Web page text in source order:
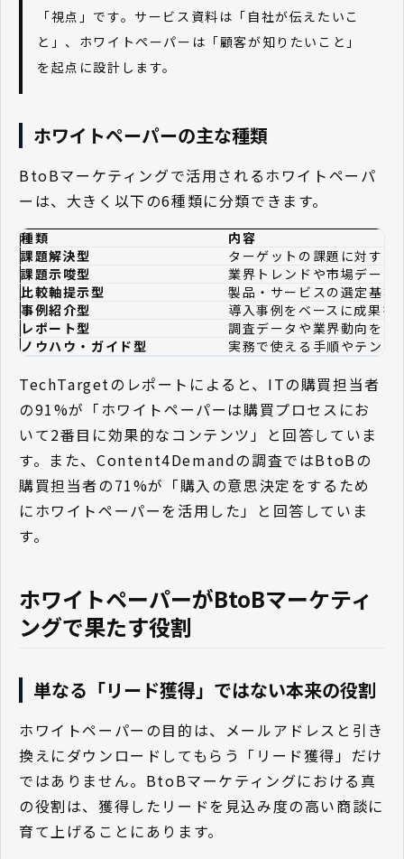
「視点」です。サービス資料は「自社が伝えたいこ
と」、ホワイトペーパーは「顧客が知りたいこと」
を起点に設計します。
ホワイトペーパーの主な種類
BtoBマーケティングで活用されるホワイトペーパ
ーは、大きく以下の6種類に分類できます。
種類
内容
課題解決型
ターゲットの課題に対する
課題示唆型
業界トレンドや市場データ
比較軸提示型
製品・サービスの選定基準
事例紹介型
導入事例をベースに成果を
レポート型
調査データや業界動向をま
ノウハウ・ガイド型
実務で使える手順やテンプ
TechTargetのレポートによると、ITの購買担当者
の91%が「ホワイトペーパーは購買プロセスにお
いて2番目に効果的なコンテンツ」と回答していま
す。また、Content4Demandの調査ではBtoBの
購買担当者の71%が「購入の意思決定をするため
にホワイトペーパーを活用した」と回答していま
す。
ホワイトペーパーがBtoBマーケティ
ングで果たす役割
単なる「リード獲得」ではない本来の役割
ホワイトペーパーの目的は、メールアドレスと引き
換えにダウンロードしてもらう「リード獲得」だけ
ではありません。BtoBマーケティングにおける真
の役割は、獲得したリードを見込み度の高い商談に
育て上げることにあります。